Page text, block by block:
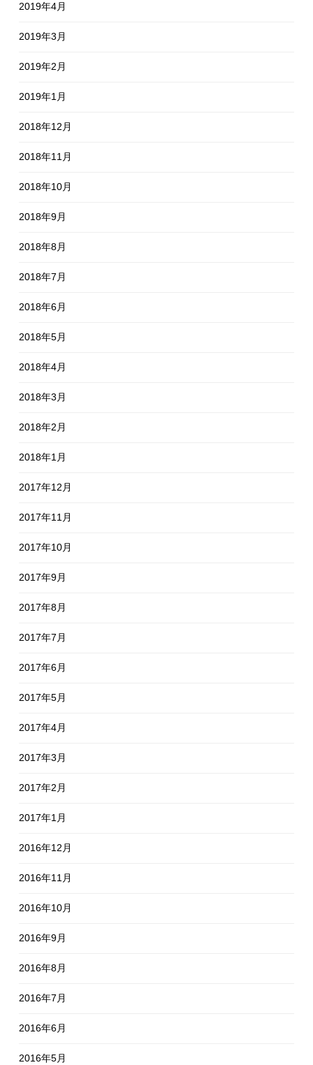
2019年4月
2019年3月
2019年2月
2019年1月
2018年12月
2018年11月
2018年10月
2018年9月
2018年8月
2018年7月
2018年6月
2018年5月
2018年4月
2018年3月
2018年2月
2018年1月
2017年12月
2017年11月
2017年10月
2017年9月
2017年8月
2017年7月
2017年6月
2017年5月
2017年4月
2017年3月
2017年2月
2017年1月
2016年12月
2016年11月
2016年10月
2016年9月
2016年8月
2016年7月
2016年6月
2016年5月